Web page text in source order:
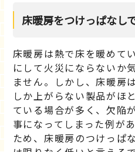
床暖房をつけっぱなし
床暖房は熱で床を暖めて
にして火災にならないか
ません。しかし、床暖房
しか上がらない製品がほ
ている場合が多く、欠陥
事になってしまった例が
ため、床暖房のつけっぱ